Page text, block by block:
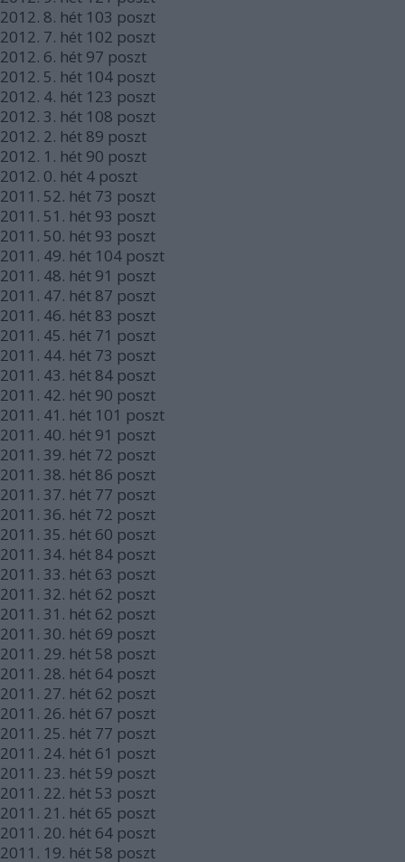
2012. 8. hét 103 poszt
2012. 7. hét 102 poszt
2012. 6. hét 97 poszt
2012. 5. hét 104 poszt
2012. 4. hét 123 poszt
2012. 3. hét 108 poszt
2012. 2. hét 89 poszt
2012. 1. hét 90 poszt
2012. 0. hét 4 poszt
2011. 52. hét 73 poszt
2011. 51. hét 93 poszt
2011. 50. hét 93 poszt
2011. 49. hét 104 poszt
2011. 48. hét 91 poszt
2011. 47. hét 87 poszt
2011. 46. hét 83 poszt
2011. 45. hét 71 poszt
2011. 44. hét 73 poszt
2011. 43. hét 84 poszt
2011. 42. hét 90 poszt
2011. 41. hét 101 poszt
2011. 40. hét 91 poszt
2011. 39. hét 72 poszt
2011. 38. hét 86 poszt
2011. 37. hét 77 poszt
2011. 36. hét 72 poszt
2011. 35. hét 60 poszt
2011. 34. hét 84 poszt
2011. 33. hét 63 poszt
2011. 32. hét 62 poszt
2011. 31. hét 62 poszt
2011. 30. hét 69 poszt
2011. 29. hét 58 poszt
2011. 28. hét 64 poszt
2011. 27. hét 62 poszt
2011. 26. hét 67 poszt
2011. 25. hét 77 poszt
2011. 24. hét 61 poszt
2011. 23. hét 59 poszt
2011. 22. hét 53 poszt
2011. 21. hét 65 poszt
2011. 20. hét 64 poszt
2011. 19. hét 58 poszt